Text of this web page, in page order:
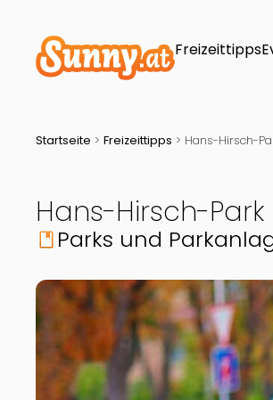
Freizeittipps
Startseite > Freizeittipps > Hans-Hirsch-
Hans-Hirsch-Park
book Parks und